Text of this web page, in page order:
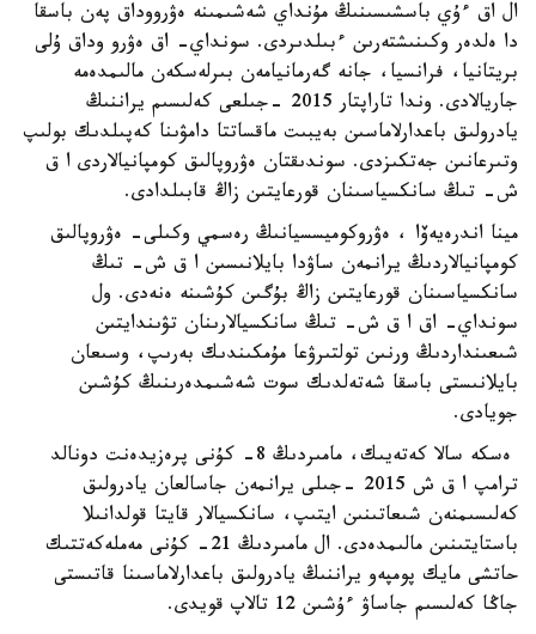
ال اق ءۇي باسشىسىنىڭ مۇنداي شەشىمىنە ەۋرووداق پەن باسقا
دا ەلدەر وكىنىشتەرىن ءبىلدىردى. سونداي- اق ەۋرو وداق ۇلى
بريتانيا، فرانسيا، جانە گەرمانيامەن بىرلەسكەن مالىمدەمە
جاريالادى. وندا تاراپتار 2015 -جىلعى كەلىسىم يراننىڭ
يادرولىق باعدارلاماسىن بەيبىت ماقساتتا دامۋىنا كەپىلدىك بولىپ
وتىرعانىن جەتكىزدى. سوندىقتان ەۋروپالىق كومپانيالاردى ا ق
ش- تىڭ سانكسياسىنان قورعايتىن زاڭ قابىلدادى.
مينا اندرەيەۆا ، ەۋروكوميسسيانىڭ رەسمي وكىلى- ەۋروپالىق
كومپانيالاردىڭ يرانمەن ساۋدا بايلانىسىن ا ق ش- تىڭ
سانكسياسىنان قورعايتىن زاڭ بۇگىن كۇشىنە ەنەدى. ول
سونداي- اق ا ق ش- تىڭ سانكسيالارىنان تۋىندايتىن
شىعىنداردىڭ ورنىن تولتىرۋعا مۇمكىندىك بەرىپ، وسىعان
بايلانىستى باسقا شەتەلدىك سوت شەشىمدەرىنىڭ كۇشىن
جويادى.
ەسكە سالا كەتەيىك، مامىردىڭ 8- كۇنى پرەزيدەنت دونالد
ترامپ ا ق ش 2015 -جىلى يرانمەن جاسالعان يادرولىق
كەلىسىمنەن شىعاتىنىن ايتىپ، سانكسيالار قايتا قولدانىلا
باستايتىنىن مالىمدەدى. ال مامىردىڭ 21- كۇنى مەملەكەتتىك
حاتشى مايك پومپەو يراننىڭ يادرولىق باعدارلاماسىنا قاتىستى
جاڭا كەلىسىم جاساۋ ءۇشىن 12 تالاپ قويدى.